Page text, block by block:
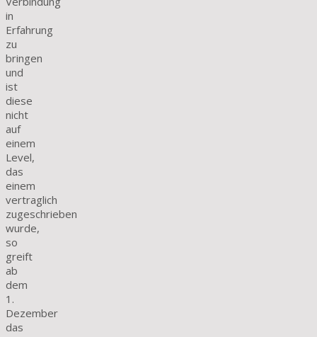
in
Erfahrung
zu
bringen
und
ist
diese
nicht
auf
einem
Level,
das
einem
vertraglich
zugeschrieben
wurde,
so
greift
ab
dem
1.
Dezember
das